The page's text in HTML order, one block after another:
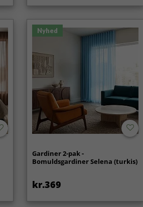
Nyhed
Gardiner 2-pak -
Bomuldsgardiner Selena (turkis)
kr.369